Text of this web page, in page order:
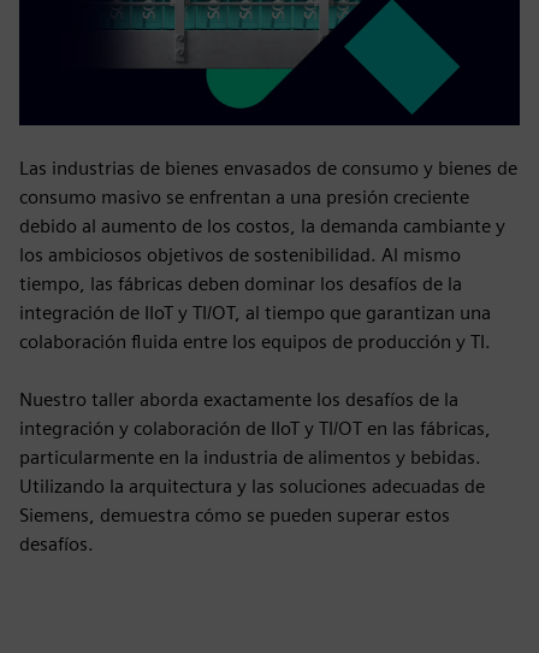
Las industrias de bienes envasados de consumo y bienes de
consumo masivo se enfrentan a una presión creciente
debido al aumento de los costos, la demanda cambiante y
los ambiciosos objetivos de sostenibilidad. Al mismo
tiempo, las fábricas deben dominar los desafíos de la
integración de IIoT y TI/OT, al tiempo que garantizan una
colaboración fluida entre los equipos de producción y TI.
Nuestro taller aborda exactamente los desafíos de la
integración y colaboración de IIoT y TI/OT en las fábricas,
particularmente en la industria de alimentos y bebidas.
Utilizando la arquitectura y las soluciones adecuadas de
Siemens, demuestra cómo se pueden superar estos
desafíos.